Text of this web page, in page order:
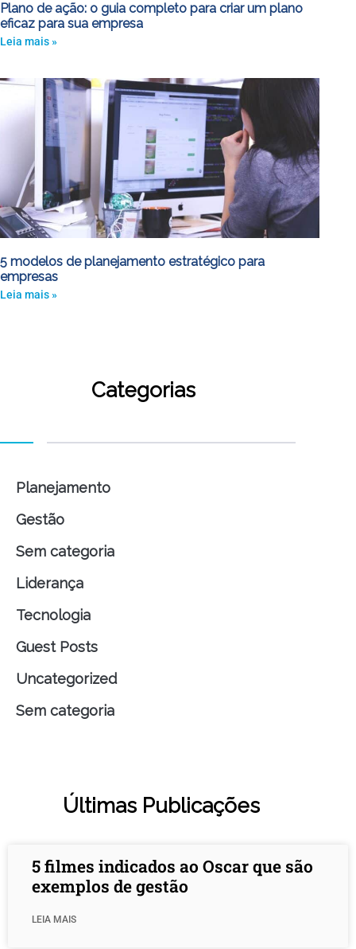
Plano de ação: o guia completo para criar um plano
eficaz para sua empresa
Leia mais »
5 modelos de planejamento estratégico para
empresas
Leia mais »
Categorias
Planejamento
Gestão
Sem categoria
Liderança
Tecnologia
Guest Posts
Uncategorized
Sem categoria
Últimas Publicações
5 filmes indicados ao Oscar que são
exemplos de gestão
LEIA MAIS